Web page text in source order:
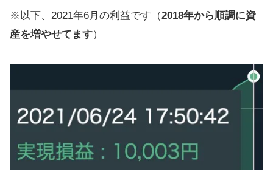
※以下、2021年6月の利益です（2018年から順調に資
産を増やせてます）